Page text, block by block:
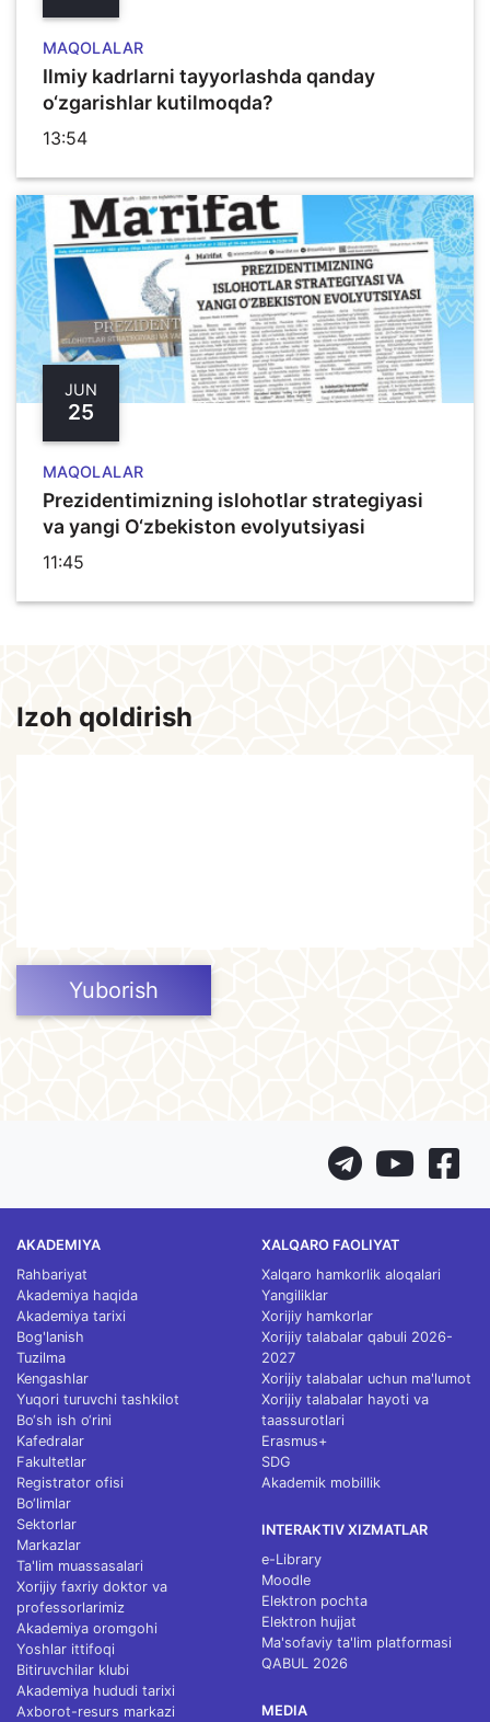
MAQOLALAR
Ilmiy kadrlarni tayyorlashda qanday
o‘zgarishlar kutilmoqda?
13:54
JUN
25
MAQOLALAR
Prezidentimizning islohotlar strategiyasi
va yangi O‘zbekiston evolyutsiyasi
11:45
Izoh qoldirish
Yuborish
AKADEMIYA
Rahbariyat
Akademiya haqida
Akademiya tarixi
Bog'lanish
Tuzilma
Kengashlar
Yuqori turuvchi tashkilot
Bo‘sh ish o‘rini
Kafedralar
Fakultetlar
Registrator ofisi
Bo‘limlar
Sektorlar
Markazlar
Ta'lim muassasalari
Xorijiy faxriy doktor va
professorlarimiz
Akademiya oromgohi
Yoshlar ittifoqi
Bitiruvchilar klubi
Akademiya hududi tarixi
Axborot-resurs markazi
XALQARO FAOLIYAT
Xalqaro hamkorlik aloqalari
Yangiliklar
Xorijiy hamkorlar
Xorijiy talabalar qabuli 2026-
2027
Xorijiy talabalar uchun ma'lumot
Xorijiy talabalar hayoti va
taassurotlari
Erasmus+
SDG
Akademik mobillik
INTERAKTIV XIZMATLAR
e-Library
Moodle
Elektron pochta
Elektron hujjat
Ma'sofaviy ta'lim platformasi
QABUL 2026
MEDIA